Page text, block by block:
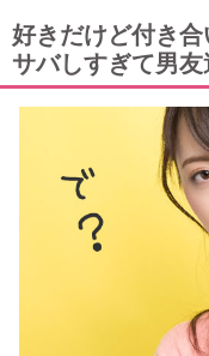
好きだけど付き
サバしすぎて男